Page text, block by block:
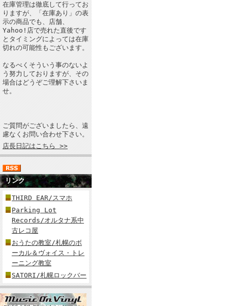
在庫管理は徹底して行ってお
りますが、「在庫あり」の表
示の商品でも、店舗、
Yahoo!店で売れた直後です
とタイミングによっては在庫
切れの可能性もございます。
なるべくそういう事のないよ
う努力しておりますが、その
場合はどうぞご理解下さいま
せ。
ご質問がございましたら、遠
慮なくお問い合わせ下さい。
店長日記はこちら >>
リンク
THIRD EAR/スマホ
Parking Lot
Records/オルタナ系中
古レコ屋
おうたの教室/札幌のボ
ーカル＆ヴォイス・トレ
ーニング教室
SATORI/札幌ロックバー